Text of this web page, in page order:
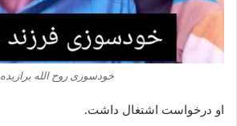
خودسوزی روح الله برازیده
او درخواست اشتغال داشت.